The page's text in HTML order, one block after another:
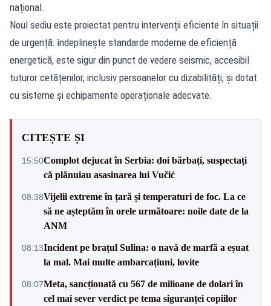
național.
Noul sediu este proiectat pentru intervenții eficiente în situații
de urgență: îndeplinește standarde moderne de eficiență
energetică, este sigur din punct de vedere seismic, accesibil
tuturor cetățenilor, inclusiv persoanelor cu dizabilități, și dotat
cu sisteme și echipamente operaționale adecvate.
CITEȘTE ȘI
15:50Complot dejucat în Serbia: doi bărbați, suspectați
că plănuiau asasinarea lui Vučić
08:38Vijelii extreme în țară și temperaturi de foc. La ce
să ne așteptăm în orele următoare: noile date de la
ANM
08:13Incident pe brațul Sulina: o navă de marfă a eșuat
la mal. Mai multe ambarcațiuni, lovite
08:07Meta, sancționată cu 567 de milioane de dolari în
cel mai sever verdict pe tema siguranței copiilor